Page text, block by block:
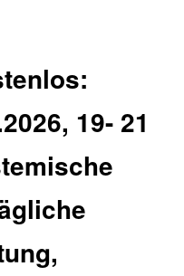
19- 21